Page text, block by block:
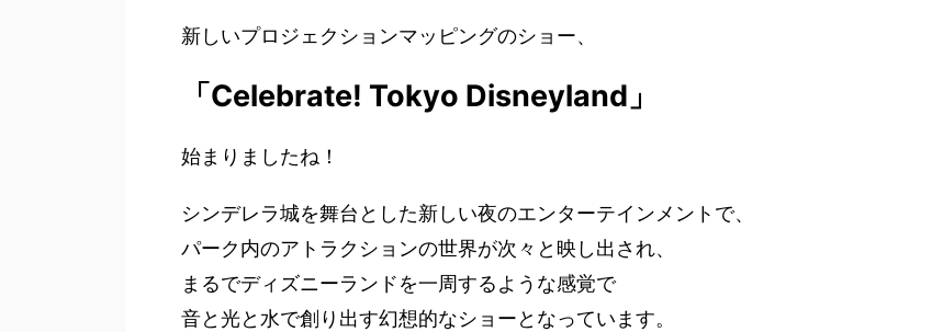
新しいプロジェクションマッピングのショー、
「Celebrate! Tokyo Disneyland」
始まりましたね！
シンデレラ城を舞台とした新しい夜のエンターテインメントで、
パーク内のアトラクションの世界が次々と映し出され、
まるでディズニーランドを一周するような感覚で
音と光と水で創り出す幻想的なショーとなっています。